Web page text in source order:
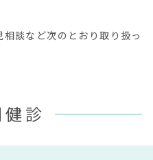
談など次のとおり取り扱っ
診